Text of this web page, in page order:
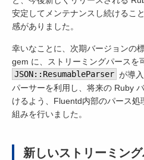
安定してメンテナンスし続けるこ
感がありました。
幸いなことに、次期バージョンの
gem に、ストリーミングパースを
JSON::ResumableParser が導
パーサーを利用し、将来の Ruby
けるよう、Fluentd内部のパース処
組みを行いました。
新しいストリーミン